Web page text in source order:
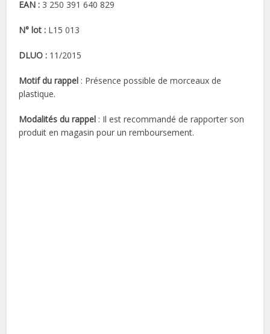
EAN : 3 250 391 640 829
N° lot : L15 013
DLUO : 11/2015
Motif du rappel : Présence possible de morceaux de
plastique.
Modalités du rappel : Il est recommandé de rapporter son
produit en magasin pour un remboursement.